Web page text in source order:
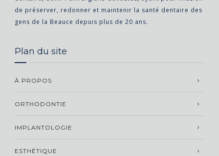
de préserver, redonner et maintenir la santé dentaire des
gens de la Beauce depuis plus de 20 ans.
Plan du site
À PROPOS
ORTHODONTIE
IMPLANTOLOGIE
ESTHÉTIQUE